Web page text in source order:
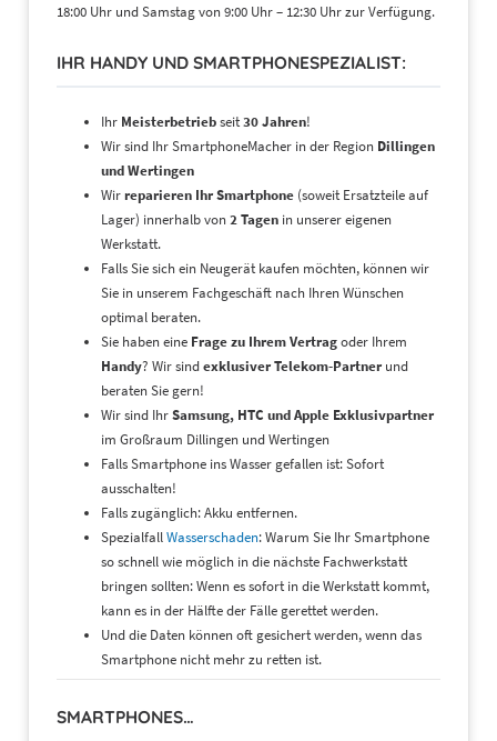
18:00 Uhr und Samstag von 9:00 Uhr – 12:30 Uhr zur Verfügung.
IHR HANDY UND SMARTPHONESPEZIALIST:
Ihr Meisterbetriebseit30 Jahren!
Wir sind Ihr SmartphoneMacher in der Region Dillingen
und Wertingen
Wirreparieren Ihr Smartphone (soweit Ersatzteile auf
Lager) innerhalb von2 Tagen in unserer eigenen
Werkstatt.
Falls Sie sich ein Neugerät kaufen möchten, können wir
Sie in unserem Fachgeschäft nach Ihren Wünschen
optimal beraten.
Sie haben eine Frage zu Ihrem Vertragoder Ihrem
Handy? Wir sindexklusiver Telekom-Partner und
beraten Sie gern!
Wir sind IhrSamsung, HTC und Apple Exklusivpartner
im Großraum Dillingen und Wertingen
Falls Smartphone ins Wasser gefallen ist: Sofort
ausschalten!
Falls zugänglich: Akku entfernen.
SpezialfallWasserschaden: Warum Sie Ihr Smartphone
so schnell wie möglich in die nächste Fachwerkstatt
bringen sollten: Wenn es sofort in die Werkstatt kommt,
kann es in der Hälfte der Fälle gerettet werden.
Und die Daten können oft gesichert werden, wenn das
Smartphone nicht mehr zu retten ist.
SMARTPHONES…